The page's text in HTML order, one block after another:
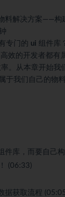
料解决方案——构
专门的 ui 组件库
效的开发者都有
。从本章开始我
于我们自己的物
件库，而要自己
(06:33)
据获取流程